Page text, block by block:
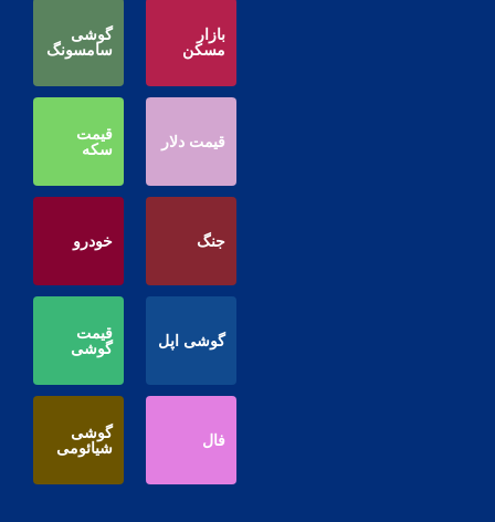
بازار
مسکن
گوشی
سامسونگ
قیمت دلار
قیمت
سکه
جنگ خودرو
گوشی اپل
قیمت
گوشی
فال
گوشی
شیائومی